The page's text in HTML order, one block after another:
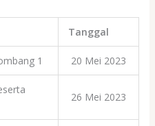
Tanggal
1 20 Mei 2023
26 Mei 2023